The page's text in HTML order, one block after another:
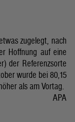
zugelegt, nach
Hoffnung auf eine
der Referenzsorte
wurde bei 80,15
als am Vortag.
APA